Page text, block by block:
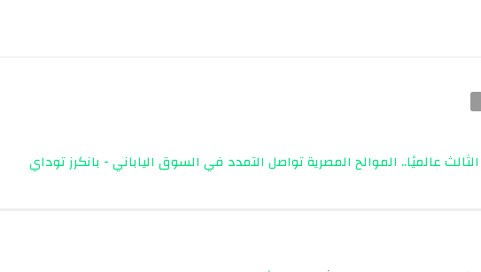
الثالث عالميًا.. الموالح المصرية تواصل التمدد في السوق الياباني - بانكرز توداي